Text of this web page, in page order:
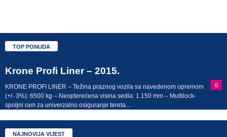
TOP PONUDA
Krone Profi Liner – 2015.
0
KRONE PROFI LINER – Težina praznog vozila sa navedenom opremom
(+/- 3%): 6500 kg – Neopterećena visina sedla: 1.150 mm – Multilock-
spoljni ram za univerzalno osiguranje tereta...